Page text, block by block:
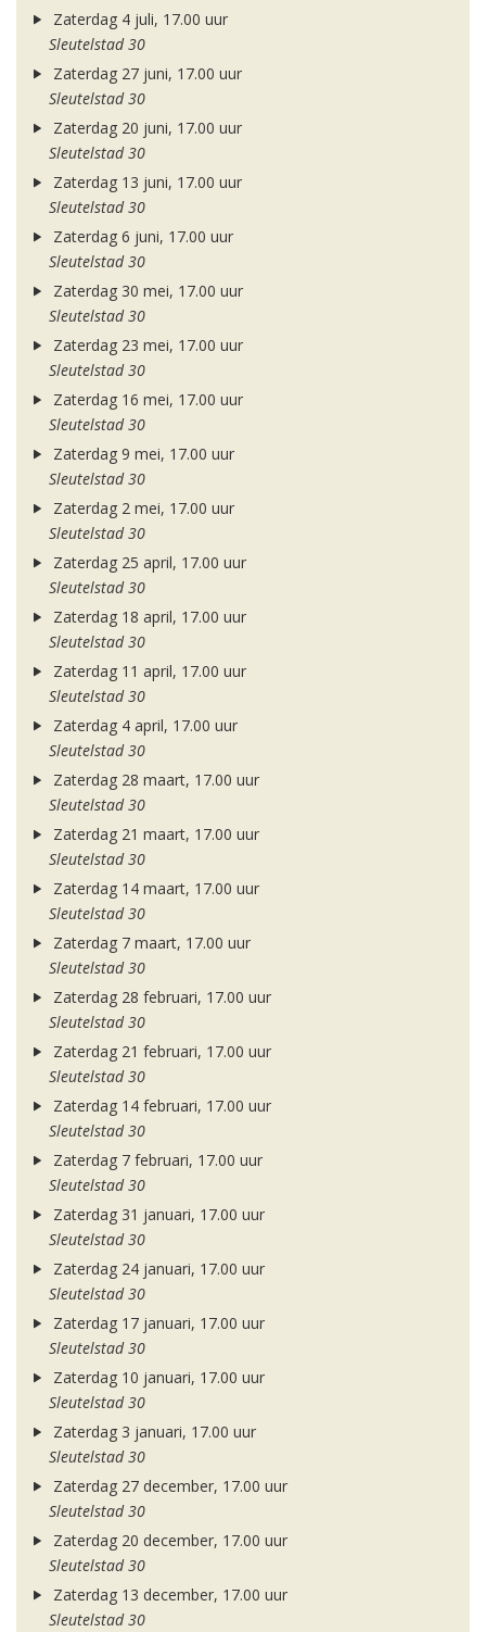
Zaterdag 4 juli, 17.00 uur
Sleutelstad 30
Zaterdag 27 juni, 17.00 uur
Sleutelstad 30
Zaterdag 20 juni, 17.00 uur
Sleutelstad 30
Zaterdag 13 juni, 17.00 uur
Sleutelstad 30
Zaterdag 6 juni, 17.00 uur
Sleutelstad 30
Zaterdag 30 mei, 17.00 uur
Sleutelstad 30
Zaterdag 23 mei, 17.00 uur
Sleutelstad 30
Zaterdag 16 mei, 17.00 uur
Sleutelstad 30
Zaterdag 9 mei, 17.00 uur
Sleutelstad 30
Zaterdag 2 mei, 17.00 uur
Sleutelstad 30
Zaterdag 25 april, 17.00 uur
Sleutelstad 30
Zaterdag 18 april, 17.00 uur
Sleutelstad 30
Zaterdag 11 april, 17.00 uur
Sleutelstad 30
Zaterdag 4 april, 17.00 uur
Sleutelstad 30
Zaterdag 28 maart, 17.00 uur
Sleutelstad 30
Zaterdag 21 maart, 17.00 uur
Sleutelstad 30
Zaterdag 14 maart, 17.00 uur
Sleutelstad 30
Zaterdag 7 maart, 17.00 uur
Sleutelstad 30
Zaterdag 28 februari, 17.00 uur
Sleutelstad 30
Zaterdag 21 februari, 17.00 uur
Sleutelstad 30
Zaterdag 14 februari, 17.00 uur
Sleutelstad 30
Zaterdag 7 februari, 17.00 uur
Sleutelstad 30
Zaterdag 31 januari, 17.00 uur
Sleutelstad 30
Zaterdag 24 januari, 17.00 uur
Sleutelstad 30
Zaterdag 17 januari, 17.00 uur
Sleutelstad 30
Zaterdag 10 januari, 17.00 uur
Sleutelstad 30
Zaterdag 3 januari, 17.00 uur
Sleutelstad 30
Zaterdag 27 december, 17.00 uur
Sleutelstad 30
Zaterdag 20 december, 17.00 uur
Sleutelstad 30
Zaterdag 13 december, 17.00 uur
Sleutelstad 30